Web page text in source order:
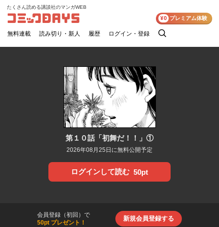
コミックDAYS
たくさん読める講談社のマンガWEB
無料連載 読み切り・新人 履歴 ログイン・登録
検
¥0 プレミアム体験
第１０話「初舞だ！！」①
2026年08月25日に無料公開予定
ログインして読む 50pt
会員登録（初回）で
50pt プレゼント！
新規会員登録する